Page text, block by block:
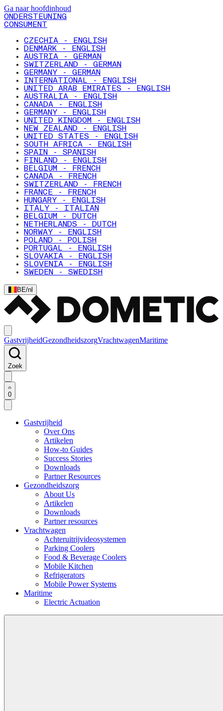
Ga naar hoofdinhoud
ONDERSTEUNING
CONSUMENT
CZECHIA - ENGLISH
DENMARK - ENGLISH
AUSTRIA - GERMAN
SWITZERLAND - GERMAN
GERMANY - GERMAN
INTERNATIONAL - ENGLISH
UNITED ARAB EMIRATES - ENGLISH
AUSTRALIA - ENGLISH
CANADA - ENGLISH
GERMANY - ENGLISH
UNITED KINGDOM - ENGLISH
NEW ZEALAND - ENGLISH
UNITED STATES - ENGLISH
SOUTH AFRICA - ENGLISH
SPAIN - SPANISH
FINLAND - ENGLISH
BELGIUM - FRENCH
CANADA - FRENCH
SWITZERLAND - FRENCH
FRANCE - FRENCH
HUNGARY - ENGLISH
ITALY - ITALIAN
BELGIUM - DUTCH
NETHERLANDS - DUTCH
NORWAY - ENGLISH
POLAND - POLISH
PORTUGAL - ENGLISH
SLOVAKIA - ENGLISH
SLOVENIA - ENGLISH
SWEDEN - SWEDISH
BE/nl
GastvrijheidGezondheidszorgVrachtwagenMaritime
Zoek
0
Gastvrijheid
Over Ons
Artikelen
How-to Guides
Success Stories
Downloads
Partner Resources
Gezondheidszorg
About Us
Artikelen
Downloads
Partner resources
Vrachtwagen
Achteruitrijvideosystemen
Parking Coolers
Food & Beverage Coolers
Mobile Kitchen
Refrigerators
Mobile Power Systems
Maritime
Electric Actuation